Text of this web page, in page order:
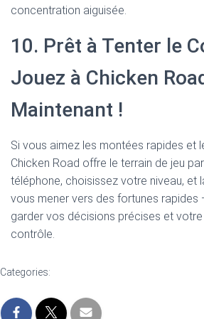
concentration aiguisée.
10. Prêt à Tenter le
Jouez à Chicken
Maintenant !
Si vous aimez les montées rapides et
Chicken Road offre le terrain de jeu
téléphone, choisissez votre niveau, et
vous mener vers des fortunes rapides
garder vos décisions précises et
contrôle.
Categories: